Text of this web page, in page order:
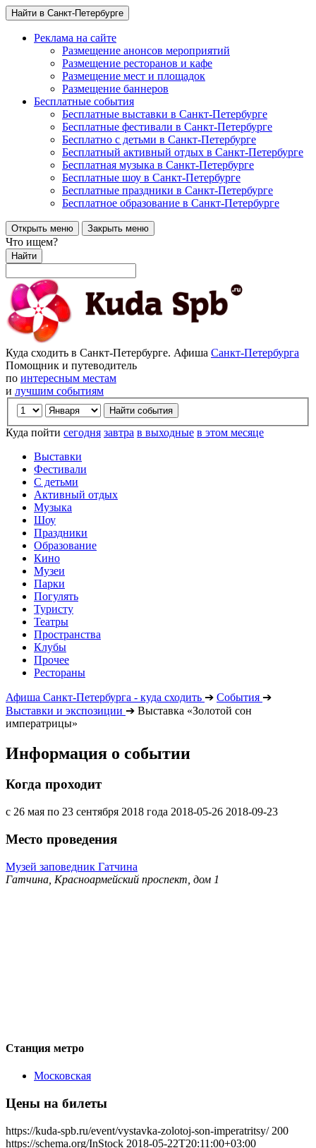
Найти в Санкт-Петербурге
Реклама на сайте
Размещение анонсов мероприятий
Размещение ресторанов и кафе
Размещение мест и площадок
Размещение баннеров
Бесплатные события
Бесплатные выставки в Санкт-Петербурге
Бесплатные фестивали в Санкт-Петербурге
Бесплатно с детьми в Санкт-Петербурге
Бесплатный активный отдых в Санкт-Петербурге
Бесплатная музыка в Санкт-Петербурге
Бесплатные шоу в Санкт-Петербурге
Бесплатные праздники в Санкт-Петербурге
Бесплатное образование в Санкт-Петербурге
Открыть меню Закрыть меню
Что ищем?
Найти
Куда сходить в Санкт-Петербурге. Афиша Санкт-Петербурга
Помощник и путеводитель
по интересным местам
и лучшим событиям
Куда пойти сегодня завтра в выходные в этом месяце
Выставки
Фестивали
С детьми
Активный отдых
Музыка
Шоу
Праздники
Образование
Кино
Музеи
Парки
Погулять
Туристу
Театры
Пространства
Клубы
Прочее
Рестораны
Афиша Санкт-Петербурга - куда сходить ➔ События ➔
Выставки и экспозиции ➔ Выставка «Золотой сон
императрицы»
Информация о событии
Когда проходит
с 26 мая по 23 сентября 2018 года 2018-05-26 2018-09-23
Место проведения
Музей заповедник Гатчина
Гатчина, Красноармейский проспект, дом 1
Станция метро
Московская
Цены на билеты
https://kuda-spb.ru/event/vystavka-zolotoj-son-imperatritsy/ 200
https://schema.org/InStock 2018-05-22T20:11:00+03:00